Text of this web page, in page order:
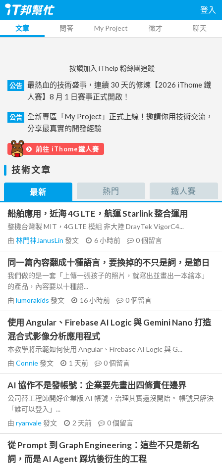
登入
文章 問答 My Project 徵才 聊天
按讚加入 iThelp 粉絲團追蹤
公告
最熱血的技術盛事，連續 30 天的修煉【2026 iThome 鐵
人賽】8 月 1 日賽事正式開啟！
公告
全新專區「My Project」正式上線！邀請你用技術交流，
分享最真實的開發經驗
前往 iThome鐵人賽
技術文章
最新 熱門 鐵人賽
船舶應用，近海 4G LTE，航運 Starlink 整合運用
整機台灣製 MIT，4G LTE 模組 非大陸 DrayTek VigorC4...
由 林門神JanusLin 發文 6 小時前 0個留言
同一篇內容翻成十種語言，要換掉的不只是詞，是節日
我們做的是一套「上傳一張孩子的照片，就寫出並畫出一本繪本」
的產品，內容要以十種語...
由 lumorakids 發文 16 小時前 0個留言
使用 Angular、Firebase AI Logic 與 Gemini Nano 打造
混合式影像分析應用程式
本教學將示範如何使用 Angular、Firebase AI Logic 與 G...
由 Connie發文 1 天前 0個留言
AI 協作不是發帳號：企業要先畫出四條責任邊界
公司替工程師開好企業版 AI 帳號，治理其實還沒開始。 帳號只解決
「誰可以登入」...
由 ryanvale發文 2 天前 0個留言
從 Prompt 到 Graph Engineering：這些不只是新名
詞，而是 AI Agent 踩坑後衍生的工程